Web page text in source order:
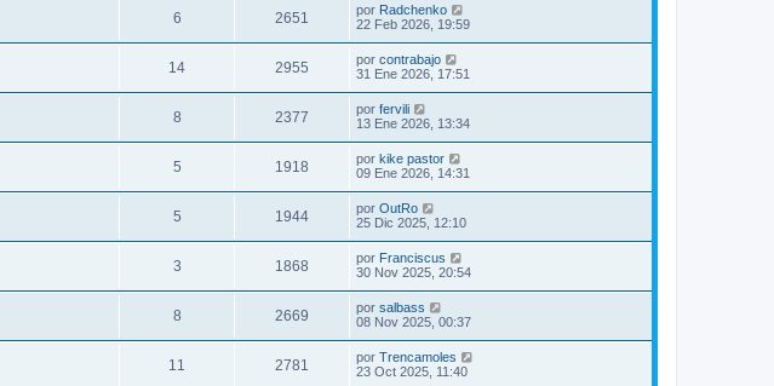
6 2651 por Radchenko
22 Feb 2026, 19:59
14 2955 por contrabajo
31 Ene 2026, 17:51
8 2377 por fervili
13 Ene 2026, 13:34
5 1918 por kike pastor
09 Ene 2026, 14:31
5 1944 por OutRo
25 Dic 2025, 12:10
3 1868 por Franciscus
30 Nov 2025, 20:54
8 2669 por salbass
08 Nov 2025, 00:37
11 2781 por Trencamoles
23 Oct 2025, 11:40